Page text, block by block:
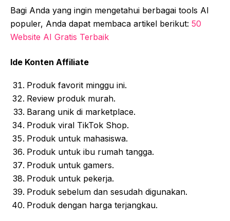
Bagi Anda yang ingin mengetahui berbagai tools AI
populer, Anda dapat membaca artikel berikut: 50
Website AI Gratis Terbaik
Ide Konten Affiliate
Produk favorit minggu ini.
Review produk murah.
Barang unik di marketplace.
Produk viral TikTok Shop.
Produk untuk mahasiswa.
Produk untuk ibu rumah tangga.
Produk untuk gamers.
Produk untuk pekerja.
Produk sebelum dan sesudah digunakan.
Produk dengan harga terjangkau.